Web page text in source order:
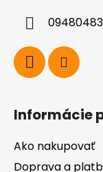
Informácie
Ako nakupovať
Doprava a